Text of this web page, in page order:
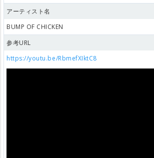
アーティスト名
BUMP OF CHICKEN
参考URL
https://youtu.be/RbmefXIktC8